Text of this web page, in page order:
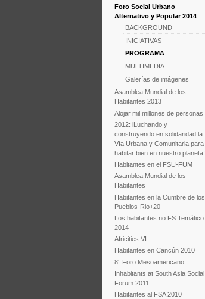
Foro Social Urbano
Alternativo y Popular 2014
BACKGROUND
INICIATIVAS
PROGRAMA
MULTIMEDIA
Galerías de imágenes
Asamblea Mundial de los
Habitantes 2013
Alojar mil millones de personas
2012: iLuchando y
construyendo en solidaridad la
Vía Urbana y Comunitaria para
habitar bien en nuestro planeta!
Habitantes en el FSU-FUM
Asamblea Mundial de los
Habitantes
Habitantes en la Cumbre de los
Pueblos-Rio+20
Los habitantes no FS Temático
2014
Africities VI
Habitantes en Cancún 2010
8° Foro Mesoamericano
Inhabitants at South Asia Social
Forum 2011
Habitantes al FSA 2010